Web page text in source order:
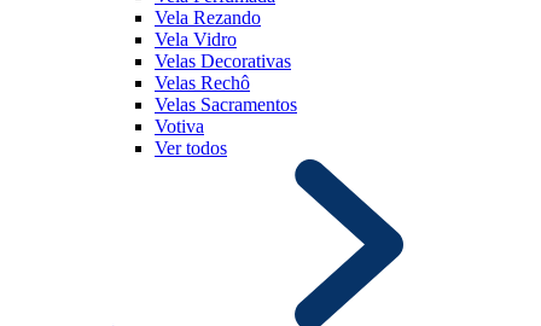
Vela Rezando
Vela Vidro
Velas Decorativas
Velas Rechô
Velas Sacramentos
Votiva
Ver todos